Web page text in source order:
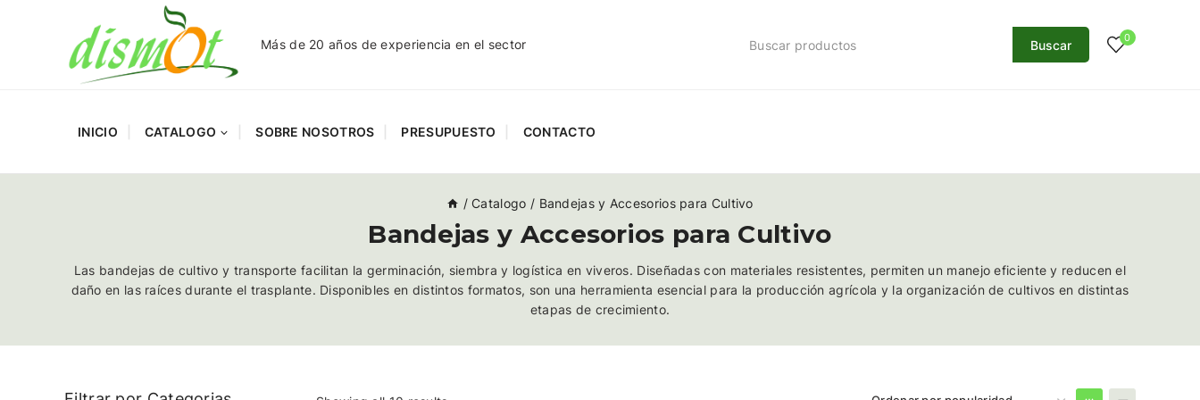
Más de 20 años de experiencia en el sector Buscar 0
INICIO CATALOGO SOBRE NOSOTROS PRESUPUESTO CONTACTO
/ Catalogo / Bandejas y Accesorios para Cultivo
Bandejas y Accesorios para Cultivo
Las bandejas de cultivo y transporte facilitan la germinación, siembra y logística en viveros. Diseñadas con materiales resistentes, permiten un manejo eficiente y reducen el
daño en las raíces durante el trasplante. Disponibles en distintos formatos, son una herramienta esencial para la producción agrícola y la organización de cultivos en distintas
etapas de crecimiento.